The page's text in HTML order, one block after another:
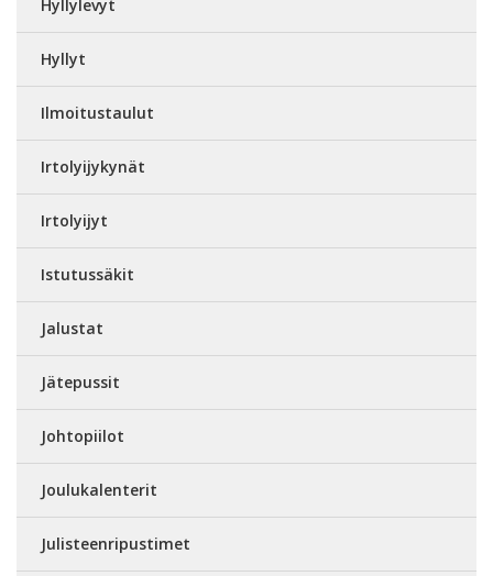
Hyllylevyt
Hyllyt
Ilmoitustaulut
Irtolyijykynät
Irtolyijyt
Istutussäkit
Jalustat
Jätepussit
Johtopiilot
Joulukalenterit
Julisteenripustimet